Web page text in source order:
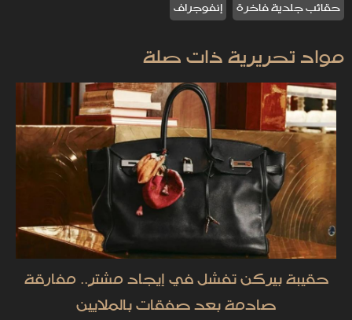
حقائب جلدية فاخرة
إنفوجراف
مواد تحريرية ذات صلة
حقيبة بيركن تفشل في إيجاد مشترٍ.. مفارقة
صادمة بعد صفقات بالملايين